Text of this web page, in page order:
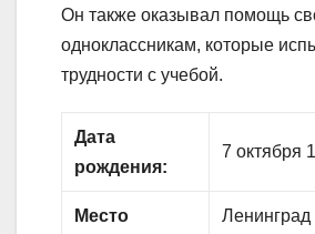
Он также оказывал помощь
одноклассникам, которые
трудности с учебой.
Дата
рождения:
7 октября
Место
Ленинград